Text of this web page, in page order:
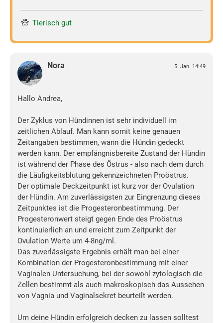
Tierisch gut
Nora 5. Jan. 14:49
Hallo Andrea,
Der Zyklus von Hündinnen ist sehr individuell im
zeitlichen Ablauf. Man kann somit keine genauen
Zeitangaben bestimmen, wann die Hündin gedeckt
werden kann. Der empfängnisbereite Zustand der Hündin
ist während der Phase des Östrus - also nach dem durch
die Läufigkeitsblutung gekennzeichneten Proöstrus.
Der optimale Deckzeitpunkt ist kurz vor der Ovulation
der Hündin. Am zuverlässigsten zur Eingrenzung dieses
Zeitpunktes ist die Progesteronbestimmung. Der
Progesteronwert steigt gegen Ende des Proöstrus
kontinuierlich an und erreicht zum Zeitpunkt der
Ovulation Werte um 4-8ng/ml.
Das zuverlässigste Ergebnis erhält man bei einer
Kombination der Progesteronbestimmung mit einer
Vaginalen Untersuchung, bei der sowohl zytologisch die
Zellen bestimmt als auch makroskopisch das Aussehen
von Vagnia und Vaginalsekret beurteilt werden.
Um deine Hündin erfolgreich decken zu lassen solltest